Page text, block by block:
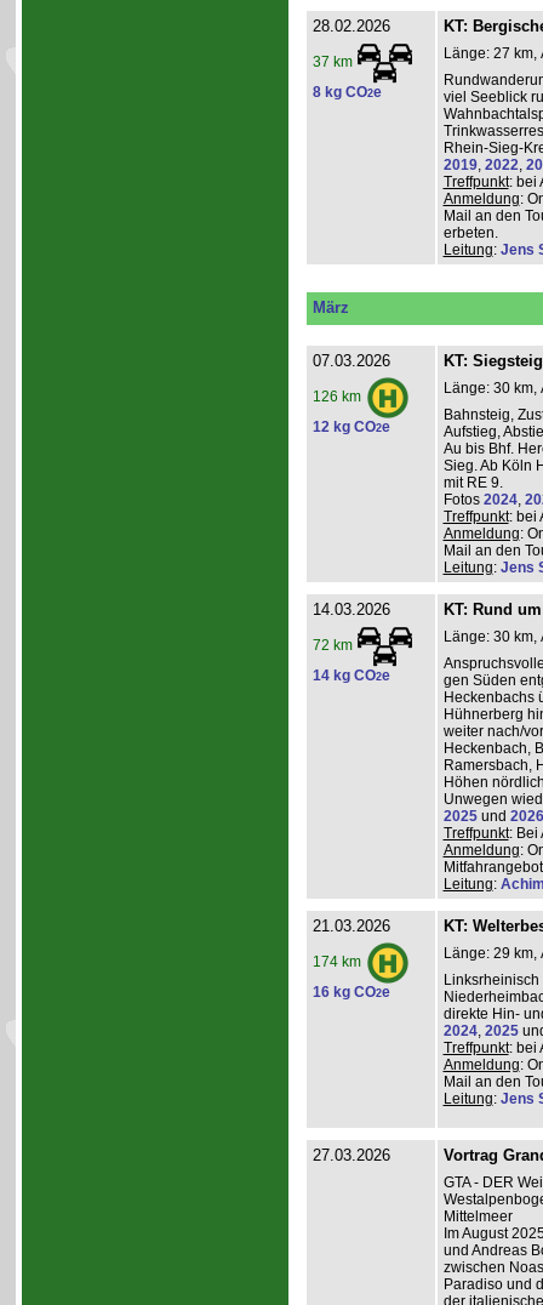
28.02.2026
37 km
8 kg CO2e
KT:
Länge: 27 km,
viel Seeblick
Rhein-Sieg-
2019, 2022,
Treffpunkt: bei
Anmeldung:
Mail an den
erbeten.
Leitung: Jens
März
07.03.2026
126 km
12 kg CO2e
KT: Siegsteig
Länge: 30 km,
Bahnsteig,
Aufstieg,
Au bis Bhf.
Sieg. Ab Köln
mit RE 9.
Fotos 2024,
Treffpunkt: bei
Anmeldung:
Mail an den
Leitung: Jens
14.03.2026
72 km
14 kg CO2e
KT: Rund
Länge: 30 km,
gen Süden
Heckenbachs
Hühnerberg
weiter nach/
Heckenbach,
Ramersbach,
Höhen
Unwegen
2025und 2026
Treffpunkt: Bei
Anmeldung:
Leitung:
21.03.2026
174 km
16 kg CO2e
KT:
Länge: 29 km,
direkte Hin-
2024, 2025
Treffpunkt: bei
Anmeldung:
Mail an den
Leitung: Jens
27.03.2026 Vortrag
GTA - DER
Mittelmeer
Im August
und Andreas
zwischen
Paradiso und
der